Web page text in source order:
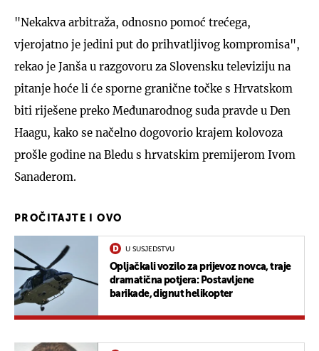
"Nekakva arbitraža, odnosno pomoć trećega,
vjerojatno je jedini put do prihvatljivog kompromisa",
rekao je Janša u razgovoru za Slovensku televiziju na
pitanje hoće li će sporne granične točke s Hrvatskom
biti riješene preko Međunarodnog suda pravde u Den
Haagu, kako se načelno dogovorio krajem kolovoza
prošle godine na Bledu s hrvatskim premijerom Ivom
Sanaderom.
PROČITAJTE I OVO
U SUSJEDSTVU
Opljačkali vozilo za prijevoz novca, traje
dramatična potjera: Postavljene
barikade, dignut helikopter